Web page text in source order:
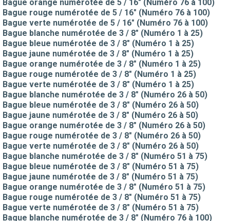
Bague orange numérotée de 5 / 16" (Numéro 76 à 100)
Bague rouge numérotée de 5 / 16" (Numéro 76 à 100)
Bague verte numérotée de 5 / 16" (Numéro 76 à 100)
Bague blanche numérotée de 3 / 8" (Numéro 1 à 25)
Bague bleue numérotée de 3 / 8" (Numéro 1 à 25)
Bague jaune numérotée de 3 / 8" (Numéro 1 à 25)
Bague orange numérotée de 3 / 8" (Numéro 1 à 25)
Bague rouge numérotée de 3 / 8" (Numéro 1 à 25)
Bague verte numérotée de 3 / 8" (Numéro 1 à 25)
Bague blanche numérotée de 3 / 8" (Numéro 26 à 50)
Bague bleue numérotée de 3 / 8" (Numéro 26 à 50)
Bague jaune numérotée de 3 / 8" (Numéro 26 à 50)
Bague orange numérotée de 3 / 8" (Numéro 26 à 50)
Bague rouge numérotée de 3 / 8" (Numéro 26 à 50)
Bague verte numérotée de 3 / 8" (Numéro 26 à 50)
Bague blanche numérotée de 3 / 8" (Numéro 51 à 75)
Bague bleue numérotée de 3 / 8" (Numéro 51 à 75)
Bague jaune numérotée de 3 / 8" (Numéro 51 à 75)
Bague orange numérotée de 3 / 8" (Numéro 51 à 75)
Bague rouge numérotée de 3 / 8" (Numéro 51 à 75)
Bague verte numérotée de 3 / 8" (Numéro 51 à 75)
Bague blanche numérotée de 3 / 8" (Numéro 76 à 100)